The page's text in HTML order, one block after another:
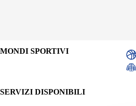
MONDI SPORTIVI
SERVIZI DISPONIBILI